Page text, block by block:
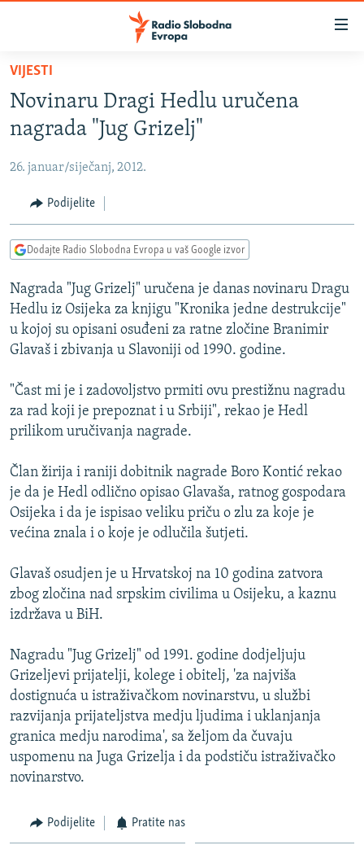
Pređite
glavni
sadržaj
Pređite
na
navigaciju
Pređite
na
BOSNA I HERCEGOVINA
SRBIJA
KOSOVO
CRNA GORA
VIDEO
FOTOGALERIJE
INFOGRAFIKE
PODCASTI
RAT U UKRAJINI
KINA NA BALKANU
RSE PRIČE IZ SVIJETA
ISPRIČAJ MI
DNEVNO@RSE
SPECIJALI RSE
VIŠE OD NASLOVA
GENOCID U SREBRENICI
POPLAVE I KLIZIŠTA U BIH 2024.
POST SCRIPTUM
MOJA EVROPA
SVE KARTE DEJTONA
NASTANAK I RASPAD JUGOSLAVIJE
PRATITE NAS
VIJESTI
Novinaru Dragi Hedlu uručena
nagrada "Jug Grizelj"
26. januar/siječanj, 2012.
Podijelite
Dodajte Radio Slobodna Evropa u vaš Google izvor
Nagrada "Jug Grizelj" uručena je danas novinaru Dragu
Hedlu iz Osijeka za knjigu "Kronika jedne destrukcije"
u kojoj su opisani osuđeni za ratne zločine Branimir
Glavaš i zbivanja u Slavoniji od 1990. godine.
"Čast mi je i zadovoljstvo prmiti ovu prestižnu nagradu
za rad koji je prepoznat i u Srbiji", rekao je Hedl
prilikom uručivanja nagrade.
Član žirija i raniji dobitnik nagrade Boro Kontić rekao
je da je Hedl odlično opisao Glavaša, ratnog gospodara
Osijeka i da je ispisao veliku priču o zlu za koje je
većina znala i o koje je odlučila šutjeti.
Glavaš osudjen je u Hrvatskoj na 10 godina zatvora
zbog zločina nad srpskim civilima u Osijeku, a kaznu
izdržava u BiH.
Nagradu "Jug Grizelj" od 1991. godine dodjeljuju
Grizeljevi prijatelji, kolege i obitelj, 'za najviša
dostignuća u istraživačkom novinarstvu, u službi
razvijanja prijateljstva medju ljudima i uklanjanja
granica medju narodima', sa željom da čuvaju
uspomenu na Juga Grizelja i da podstiču istraživačko
novinarstvo.
Podijelite Pratite nas